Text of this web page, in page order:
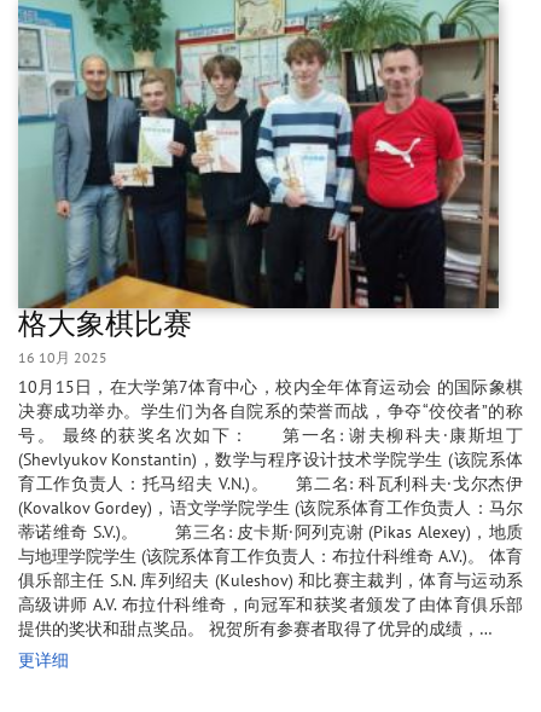
格大象棋比赛
16 10月 2025
10月15日，在大学第7体育中心，校内全年体育运动会 的国际象棋
决赛成功举办。学生们为各自院系的荣誉而战，争夺“佼佼者”的称
号。 最终的获奖名次如下： 第一名: 谢夫柳科夫·康斯坦丁
(Shevlyukov Konstantin)，数学与程序设计技术学院学生 (该院系体
育工作负责人：托马绍夫 V.N.)。 第二名: 科瓦利科夫·戈尔杰伊
(Kovalkov Gordey)，语文学学院学生 (该院系体育工作负责人：马尔
蒂诺维奇 S.V.)。 第三名: 皮卡斯·阿列克谢 (Pikas Alexey)，地质
与地理学院学生 (该院系体育工作负责人：布拉什科维奇 A.V.)。 体育
俱乐部主任 S.N. 库列绍夫 (Kuleshov) 和比赛主裁判，体育与运动系
高级讲师 A.V. 布拉什科维奇，向冠军和获奖者颁发了由体育俱乐部
提供的奖状和甜点奖品。 祝贺所有参赛者取得了优异的成绩，…
更详细